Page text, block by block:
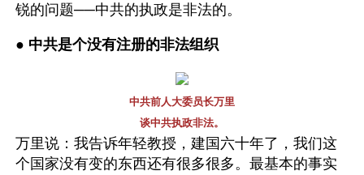
锐的问题──中共的执政是非法的。
● 中共是个没有注册的非法组织
中共前人大委员长万里
谈中共执政非法。
万里说：我告诉年轻教授，建国六十年了，我们这
个国家没有变的东西还有很多很多。最基本的事实